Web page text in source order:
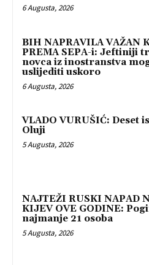
6 Augusta, 2026
BIH NAPRAVILA VAŽAN
PREMA SEPA-i: Jeftiniji
novca iz inostranstva
uslijediti uskoro
6 Augusta, 2026
VLADO VURUŠIĆ: Deset
Oluji
5 Augusta, 2026
NAJTEŽI RUSKI NAPAD
KIJEV OVE GODINE:
najmanje 21 osoba
5 Augusta, 2026